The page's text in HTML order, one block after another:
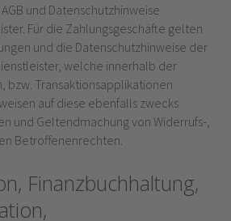
und Datenschutzhinweise
Für die Zahlungsgeschäfte gelten
und die Datenschutzhinweise der
welche innerhalb der
bzw. Transaktionsapplikationen
auf diese ebenfalls zwecks
und Geltendmachung von Widerrufs-,
Betroffenenrechten.
Finanzbuchhaltung,